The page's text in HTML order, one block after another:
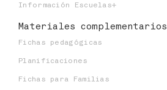
Información Escuelas+
Materiales complementarios
Fichas pedagógicas
Planificaciones
Fichas para Familias